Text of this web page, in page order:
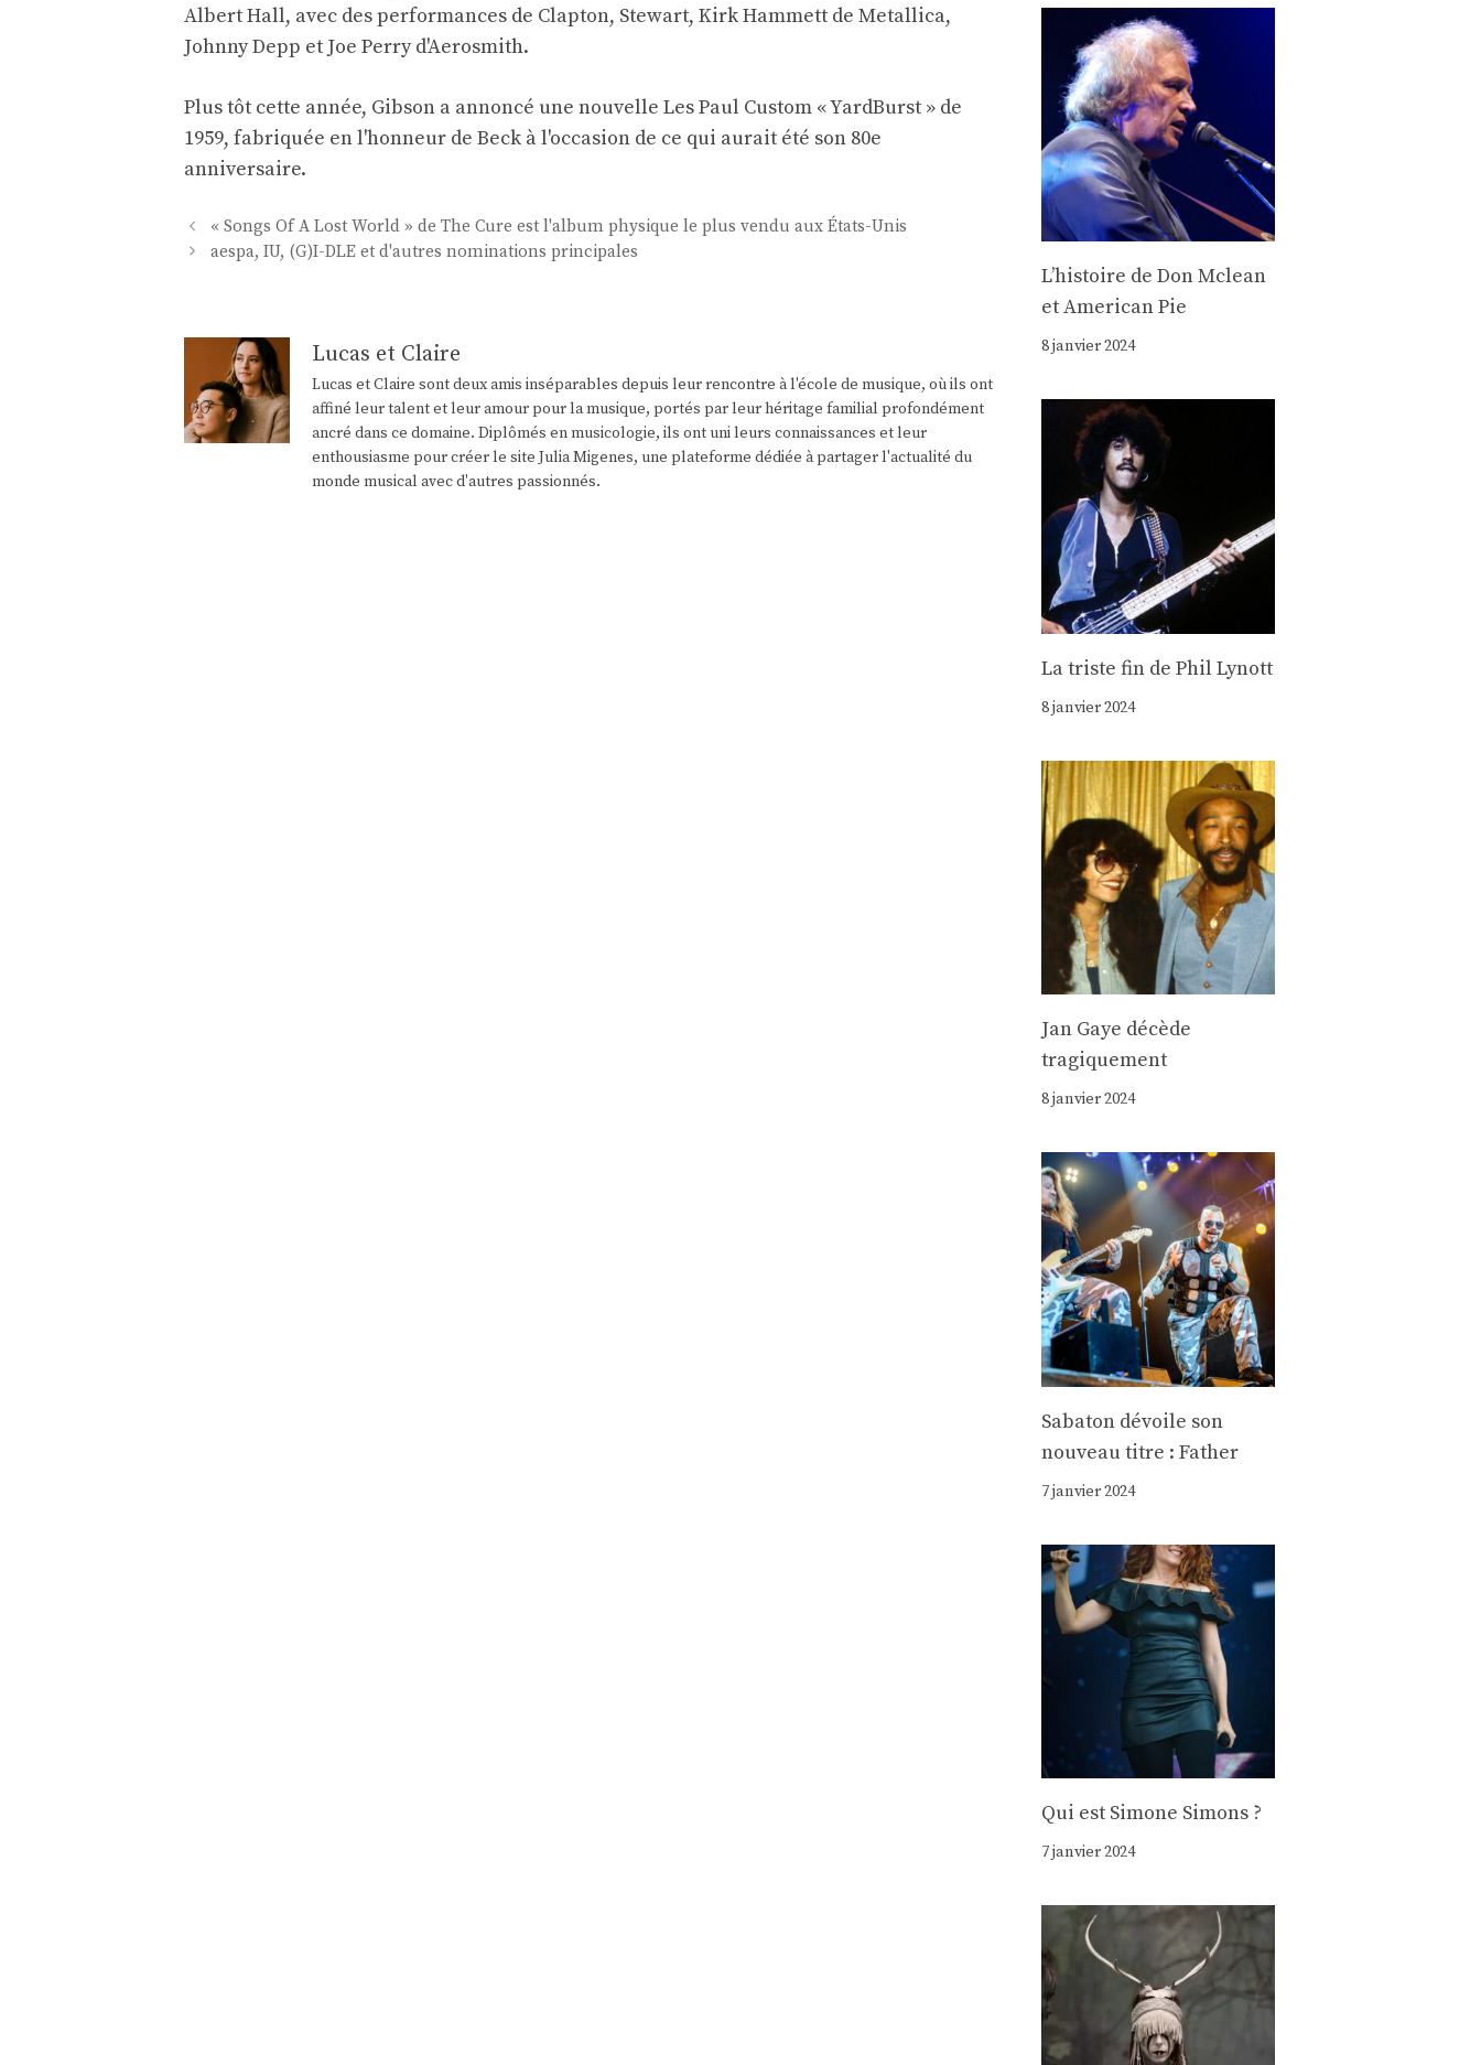
Albert Hall, avec des performances de Clapton, Stewart, Kirk Hammett de Metallica,
Johnny Depp et Joe Perry d'Aerosmith.
Plus tôt cette année, Gibson a annoncé une nouvelle Les Paul Custom « YardBurst » de
1959, fabriquée en l'honneur de Beck à l'occasion de ce qui aurait été son 80e
anniversaire.
Navigation
des
« Songs Of A Lost World » de The Cure est l'album physique le plus vendu aux États-Unis
aespa, IU, (G)I-DLE et d'autres nominations principales
Lucas et Claire
Lucas et Claire sont deux amis inséparables depuis leur rencontre à l'école de musique, où ils ont
affiné leur talent et leur amour pour la musique, portés par leur héritage familial profondément
ancré dans ce domaine. Diplômés en musicologie, ils ont uni leurs connaissances et leur
enthousiasme pour créer le site Julia Migenes, une plateforme dédiée à partager l'actualité du
monde musical avec d'autres passionnés.
Lʼhistoire de Don Mclean
et American Pie
8 janvier 2024
La triste fin de Phil Lynott
8 janvier 2024
Jan Gaye décède
tragiquement
8 janvier 2024
Sabaton dévoile son
nouveau titre : Father
7 janvier 2024
Qui est Simone Simons ?
7 janvier 2024